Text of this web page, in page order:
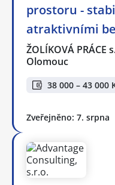
prostoru -
atraktivními
ŽOLÍKOVÁ PRÁCE
Olomouc
38 000 – 43 000
Zveřejněno: 7. srpna